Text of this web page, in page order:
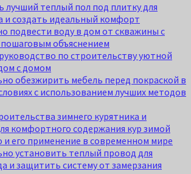
лучший теплый пол под плитку для
и создать идеальный комфорт
подвести воду в дом от скважины с
объяснением
по строительству уютной
с домом
обезжирить мебель перед покраской в
с использованием лучших методов
зимнего курятника и
комфортного содержания кур зимой
его применение в современном мире
установить теплый провод для
и защитить систему от замерзания